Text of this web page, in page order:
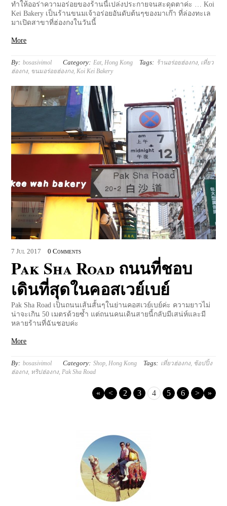
ทำให้ออร่าความอร่อยของร้านนี้เปล่งประกายจนสะดุดตาค่ะ … Koi
Kei Bakery เป็นร้านขนมเจ้าอร่อยอันดับต้นๆของมาเก๊า ที่ล่องทะเล
มาเปิดสาขาที่ฮ่องกงในวันนี้
More
By: bosasivimol Category: Eat,Hong Kong Tags: ร้านอร่อยฮ่องกง, เที่ยว
ฮ่องกง, ขนมอร่อยฮ่องกง,Koi Kei Bakery
7 Jul 2017 0 Comments
Pak Sha Road ถนนที่ชอบ
เดินที่สุดในคอสเวย์เบย์
Pak Sha Road เป็นถนนเส้นสั้นๆในย่านคอสเวย์เบย์ค่ะ ความยาวไม่
น่าจะเกิน 50 เมตรด้วยซ้ำ แต่ถนนคนเดินสายนี้กลับมีเสน่ห์และมี
หลายร้านที่ฉันชอบค่ะ
More
By: bosasivimol Category: Shop,Hong Kong Tags: เที่ยวฮ่องกง, ช้อปปิ้ง
ฮ่องกง, ทริปฮ่องกง,Pak Sha Road
« < 2 3 4 5 6 > »